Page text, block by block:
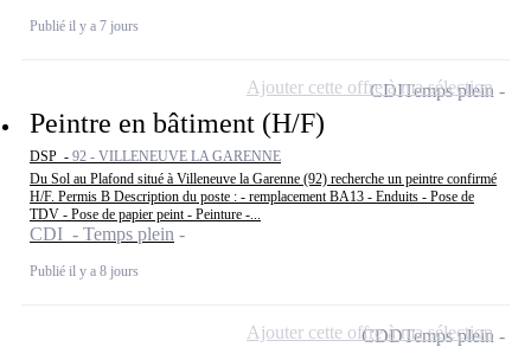
Publié il y a 7 jours
Peintre en bâtiment (H/F)
DSP - 92 - VILLENEUVE LA GARENNE
Du Sol au Plafond situé à Villeneuve la Garenne (92) recherche un peintre confirmé
H/F. Permis B Description du poste : - remplacement BA13 - Enduits - Pose de
TDV - Pose de papier peint - Peinture -...
CDI - Temps plein
Publié il y a 8 jours
CDITemps plein
Ajouter cette offre à ma sélection
CDDTemps plein
Ajouter cette offre à ma sélection